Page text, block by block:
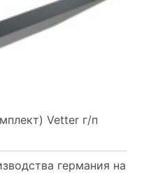
Vetter г/п
германия на